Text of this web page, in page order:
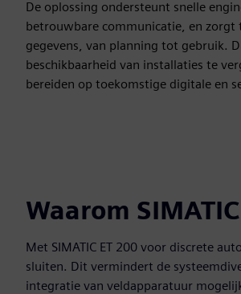
De oplossing ondersteunt snelle
betrouwbare communicatie, en
gegevens, van planning tot gebruik.
beschikbaarheid van installaties te
bereiden op toekomstige digitale en
Waarom
Met SIMATIC ET 200 voor discrete
sluiten. Dit vermindert de
integratie van veldapparatuur